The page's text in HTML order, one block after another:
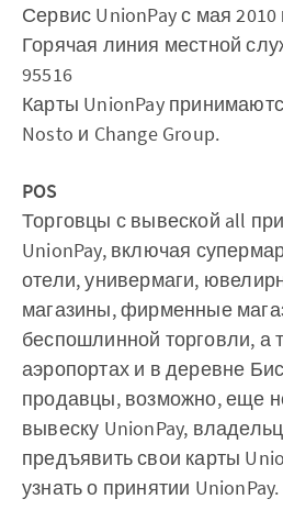
Сервис UnionPay с мая 2010
Горячая линия местной
95516
Карты UnionPay
Nosto и Change Group.
POS
Торговцы с вывеской all
UnionPay, включая
отели, универмаги,
магазины, фирменные
беспошлинной торговли, а
аэропортах и в деревне
продавцы, возможно, еще
вывеску UnionPay,
предъявить свои карты
узнать о принятии UnionPay.